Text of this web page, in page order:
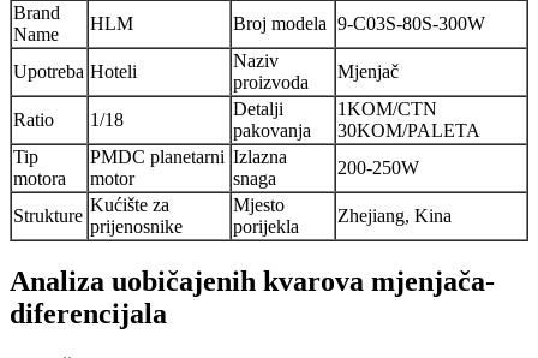
Brand
Name
HLM Broj modela 9-C03S-80S-300W
Upotreba Hoteli
Naziv
proizvoda
Mjenjač
Ratio 1/18
Detalji
pakovanja
1KOM/CTN
30KOM/PALETA
Tip
motora
PMDC planetarni
motor
Izlazna
snaga
200-250W
Strukture
Kućište za
prijenosnike
Mjesto
porijekla
Zhejiang, Kina
Analiza uobičajenih kvarova mjenjača-
diferencijala